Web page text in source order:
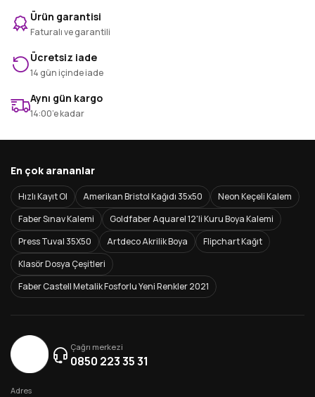
Ürün garantisi
Faturalı ve garantili
Ücretsiz iade
14 gün içinde iade
Aynı gün kargo
14:00’e kadar
En çok arananlar
Hızlı Kayıt Ol Amerikan Bristol Kağıdı 35x50
Neon Keçeli Kalem
Faber Sınav Kalemi
Goldfaber Aquarel 12'li Kuru Boya Kalemi
Press Tuval 35X50
Artdeco Akrilik Boya
Flipchart Kağıt
Klasör Dosya Çeşitleri
Faber Castell Metalik Fosforlu Yeni Renkler 2021
Çağrı merkezi
0850 223 35 31
Adres